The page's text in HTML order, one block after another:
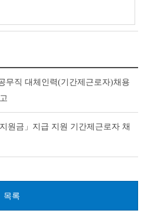
무직 대체인력(기간제근로자)채용
원금」지급 지원 기간제근로자 채
목록